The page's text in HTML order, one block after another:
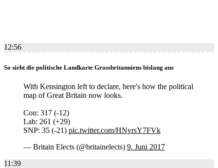
12:56
So sieht die politische Landkarte Grossbritanniens bislang aus
With Kensington left to declare, here's how the political
map of Great Britain now looks.
Con: 317 (-12)
Lab: 261 (+29)
SNP: 35 (-21) pic.twitter.com/HNyrsY7FVk
— Britain Elects (@britainelects) 9. Juni 2017
11:39